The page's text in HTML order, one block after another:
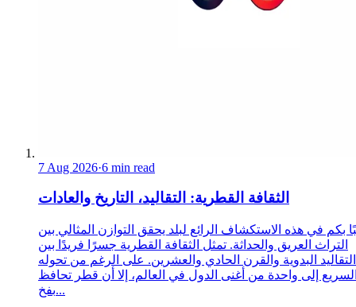
7 Aug 2026·6 min read
الثقافة القطرية: التقاليد، التاريخ والعادات
بكم في هذه الاستكشاف الرائع لبلد يحقق التوازن المثالي بين
التراث العريق والحداثة. تمثل الثقافة القطرية جسرًا فريدًا بين
التقاليد البدوية والقرن الحادي والعشرين. على الرغم من تحوله
إلى واحدة من أغنى الدول في العالم، إلا أن قطر تحافظ
بفخ...